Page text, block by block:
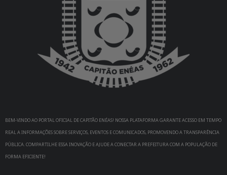
BEM-VINDO AO PORTAL OFICIAL DE CAPITÃO ENÉAS! NOSSA PLATAFORMA GARANTE ACESSO EM TEMPO
REAL A INFORMAÇÕES SOBRE SERVIÇOS, EVENTOS E COMUNICADOS, PROMOVENDO A TRANSPARÊNCIA
PÚBLICA. COMPARTILHE ESSA INOVAÇÃO E AJUDE A CONECTAR A PREFEITURA COM A POPULAÇÃO DE
FORMA EFICIENTE!